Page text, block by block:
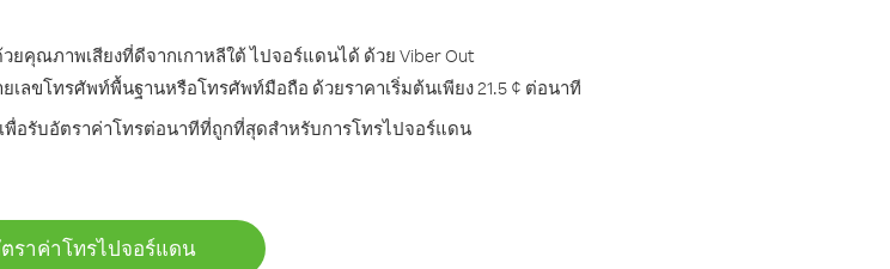
คุณภาพเสียงที่ดีจากเกาหลีใต้ ไปจอร์แดนได้ ด้วย Viber Out
ลขโทรศัพท์พื้นฐานหรือโทรศัพท์มือถือ ด้วยราคาเริ่มต้นเพียง 21.5 ¢ ต่อนาที
พื่อรับอัตราค่าโทรต่อนาทีที่ถูกที่สุดสำหรับการโทรไปจอร์แดน
ราค่าโทรไปจอร์แดน